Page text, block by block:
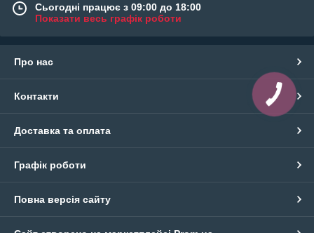
Сьогодні працює з 09:00 до 18:00
Показати весь графік роботи
Про нас
Контакти
Доставка та оплата
Графік роботи
Повна версія сайту